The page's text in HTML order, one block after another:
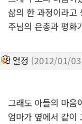
삶의 한 과정이라고
주님의 은총과 평화
열정 (2012/01/
그래도 아들의 마음
엄마가 옆에서 같이